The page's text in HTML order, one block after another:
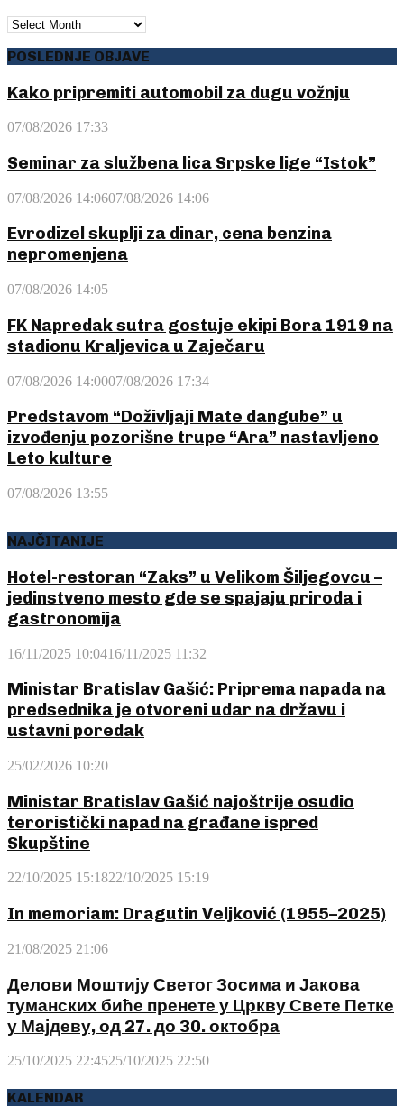
ARHIVA
POSLEDNJE OBJAVE
Kako pripremiti automobil za dugu vožnju
07/08/2026 17:33
Seminar za službena lica Srpske lige “Istok”
07/08/2026 14:0607/08/2026 14:06
Evrodizel skuplji za dinar, cena benzina
nepromenjena
07/08/2026 14:05
FK Napredak sutra gostuje ekipi Bora 1919 na
stadionu Kraljevica u Zaječaru
07/08/2026 14:0007/08/2026 17:34
Predstavom “Doživljaji Mate dangube” u
izvođenju pozorišne trupe “Ara” nastavljeno
Leto kulture
07/08/2026 13:55
NAJČITANIJE
Hotel-restoran “Zaks” u Velikom Šiljegovcu –
jedinstveno mesto gde se spajaju priroda i
gastronomija
16/11/2025 10:0416/11/2025 11:32
Ministar Bratislav Gašić: Priprema napada na
predsednika je otvoreni udar na državu i
ustavni poredak
25/02/2026 10:20
Ministar Bratislav Gašić najoštrije osudio
teroristički napad na građane ispred
Skupštine
22/10/2025 15:1822/10/2025 15:19
In memoriam: Dragutin Veljković (1955–2025)
21/08/2025 21:06
Делови Моштију Светог Зосима и Јакова
туманских биће пренете у Цркву Свете Петке
у Мајдеву, од 27. до 30. октобра
25/10/2025 22:4525/10/2025 22:50
KALENDAR